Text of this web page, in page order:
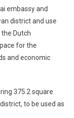
embassy and
district and use
Dutch
for the
and economic
375.2 square
to be used as